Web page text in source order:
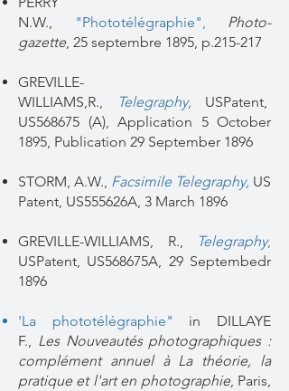
N.W.,
"Phototélégraphie",
Photo-
gazette, 25 septembre 1895, p.215-217
GREVILLE-
WILLIAMS,R.,
Telegraphy, USPatent,
US568675 (A), Application 5 October
1895, Publication 29 September 1896
STORM, A.W., Facsimile Telegraphy, US
Patent, US555626A, 3 March 1896
GREVILLE-WILLIAMS, R., Telegraphy,
USPatent, US568675A, 29 Septembedr
1896
'La phototélégraphie" in DILLAYE
F., Les Nouveautés photographiques :
complément annuel à La théorie, la
pratique et l'art en photographie, Paris,